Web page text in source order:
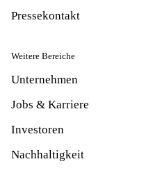
Pressekontakt
Weitere Bereiche
Unternehmen
Jobs & Karriere
Investoren
Nachhaltigkeit